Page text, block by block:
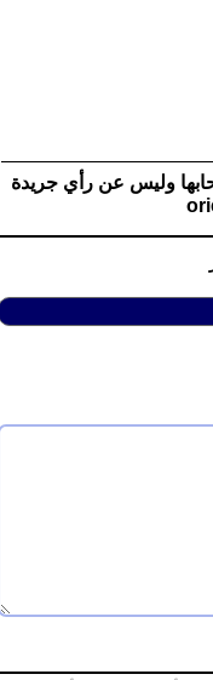
وليس عن رأي جريدة